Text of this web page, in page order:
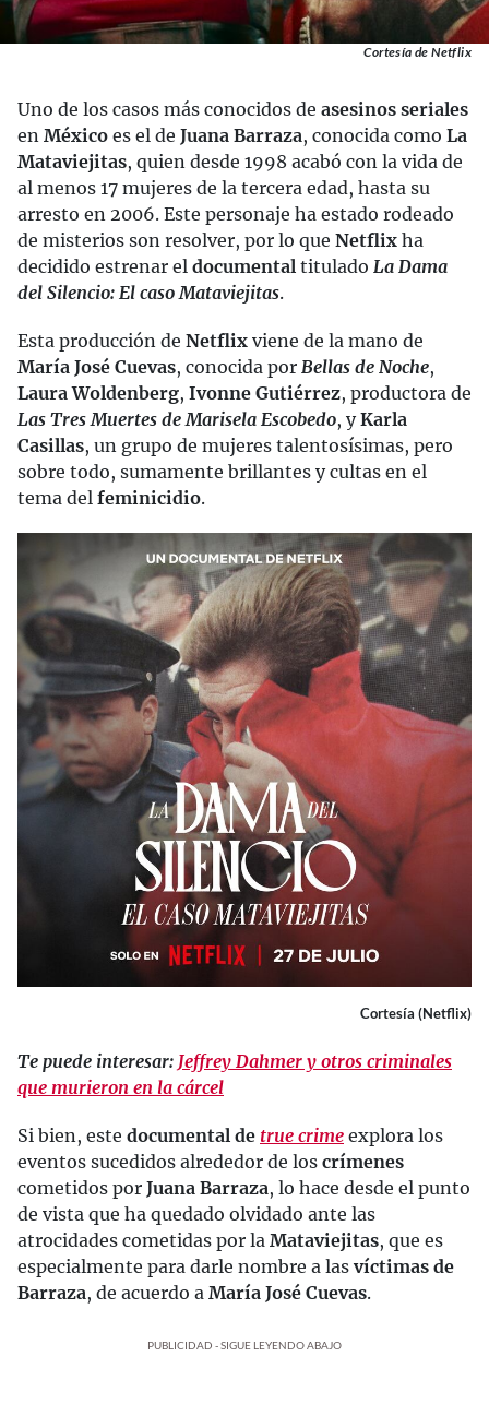
Cortesía de Netflix
Uno de los casos más conocidos de asesinos seriales
en México es el de Juana Barraza, conocida como La
Mataviejitas, quien desde 1998 acabó con la vida de
al menos 17 mujeres de la tercera edad, hasta su
arresto en 2006. Este personaje ha estado rodeado
de misterios son resolver, por lo que Netflix ha
decidido estrenar el documental titulado La Dama
del Silencio: El caso Mataviejitas.
Esta producción de Netflix viene de la mano de
María José Cuevas, conocida por Bellas de Noche,
Laura Woldenberg, Ivonne Gutiérrez, productora de
Las Tres Muertes de Marisela Escobedo, yKarla
Casillas, un grupo de mujeres talentosísimas, pero
sobre todo, sumamente brillantes y cultas en el
tema del feminicidio.
Cortesía (Netflix)
Te puede interesar: Jeffrey Dahmer y otros criminales
que murieron en la cárcel
Si bien, este documental de true crime explora los
eventos sucedidos alrededor de los crímenes
cometidos por Juana Barraza, lo hace desde el punto
de vista que ha quedado olvidado ante las
atrocidades cometidas por la Mataviejitas, que es
especialmente para darle nombre a las víctimas de
Barraza, de acuerdo a María José Cuevas.
PUBLICIDAD - SIGUE LEYENDO ABAJO